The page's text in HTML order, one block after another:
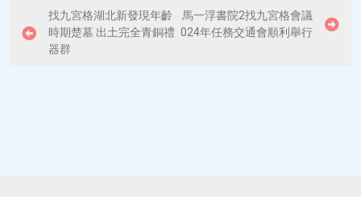
o
找九宮格湖北新發現年齡
時期楚墓 出土完全青銅禮
器群
馬一浮書院2找九宮格會議
024年任務交通會順利舉行